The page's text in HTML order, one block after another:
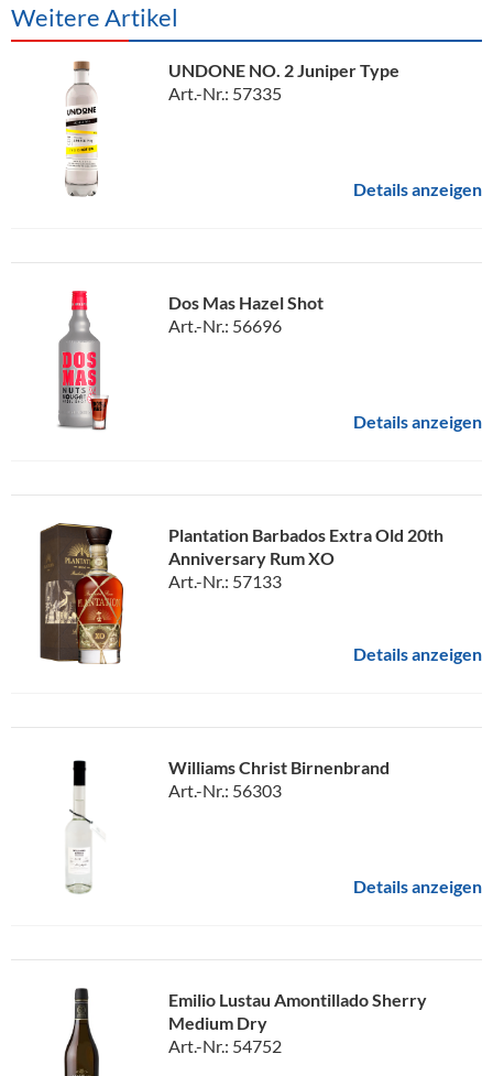
Weitere Artikel
UNDONE NO. 2 Juniper Type
Art.-Nr.: 57335
Details anzeigen
Dos Mas Hazel Shot
Art.-Nr.: 56696
Details anzeigen
Plantation Barbados Extra Old 20th
Anniversary Rum XO
Art.-Nr.: 57133
Details anzeigen
Williams Christ Birnenbrand
Art.-Nr.: 56303
Details anzeigen
Emilio Lustau Amontillado Sherry
Medium Dry
Art.-Nr.: 54752